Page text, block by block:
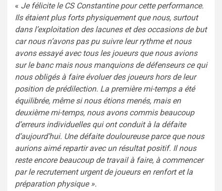
« Je félicite le CS Constantine pour cette performance.
Ils étaient plus forts physiquement que nous, surtout
dans l’exploitation des lacunes et des occasions de but
car nous n’avons pas pu suivre leur rythme et nous
avons essayé avec tous les joueurs que nous avions
sur le banc mais nous manquions de défenseurs ce qui
nous obligés à faire évoluer des joueurs hors de leur
position de prédilection. La première mi-temps a été
équilibrée, même si nous étions menés, mais en
deuxième mi-temps, nous avons commis beaucoup
d’erreurs individuelles qui ont conduit à la défaite
d’aujourd’hui. Une défaite douloureuse parce que nous
aurions aimé repartir avec un résultat positif. Il nous
reste encore beaucoup de travail à faire, à commencer
par le recrutement urgent de joueurs en renfort et la
préparation physique ».